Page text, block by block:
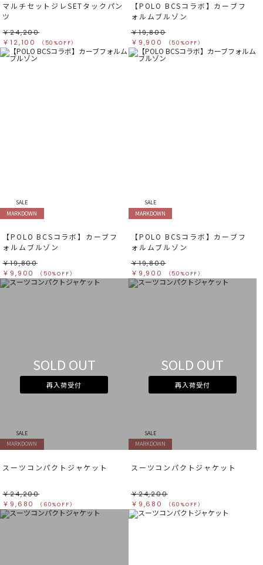
マルチセットジレSETタックパン
ツ
￥24,200
￥12,100
（50%OFF）
【POLO BCSコラボ】カーブフ
ォルムブルゾン
￥19,800
￥9,900
（50%OFF）
SALE
MARKDOWN
【POLO BCSコラボ】カーブフ
ォルムブルゾン
￥19,800
￥9,900
（50%OFF）
SALE
MARKDOWN
【POLO BCSコラボ】カーブフ
ォルムブルゾン
￥19,800
￥9,900
（50%OFF）
SOLD OUT
再入荷受付
SALE
MARKDOWN
スーツコンパクトジャケット
￥24,200
￥9,680
（60%OFF）
SOLD OUT
再入荷受付
SALE
MARKDOWN
スーツコンパクトジャケット
￥24,200
￥9,680
（60%OFF）